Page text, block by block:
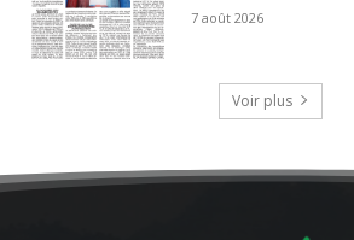
7 août 2026
Voir plus